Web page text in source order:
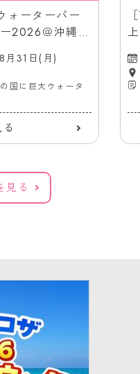
ォーターパー
2026＠沖縄こ
31日(月)
国に巨大ウォータ
見る